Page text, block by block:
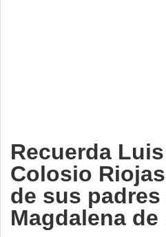
Recuerda
Colosio
de sus padres
Magdalena de